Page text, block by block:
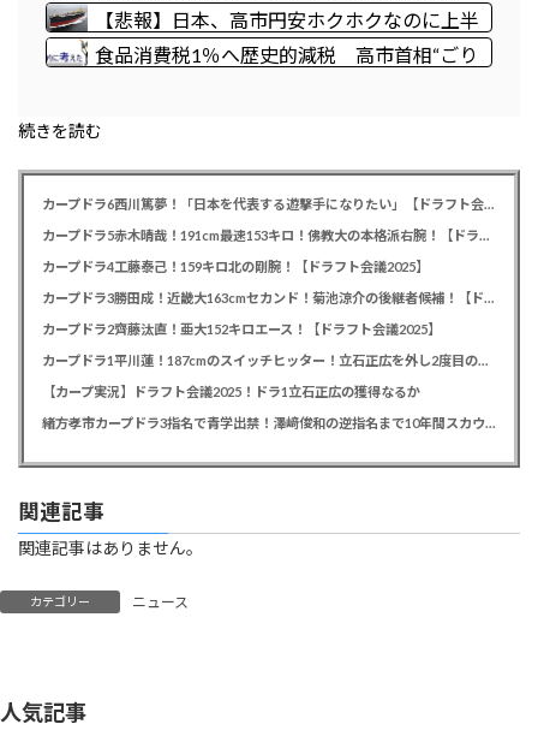
「ほんとーにおもんない！カス！」→炎上→
逆に配信でブチギレ反論！絶叫しながら熱弁
「誰かが声を上げないといけない！」
【悲報】日本、高市円安ホクホクなのに上半
期の輸出額が台湾と韓国に抜かれる・・・
食品消費税1％へ歴史的減税 高市首相“ごり
続きを読む
カープドラ6西川篤夢！「日本を代表する遊撃手になりたい」【ドラフト会議2025】
カープドラ5赤木晴哉！191cm最速153キロ！佛教大の本格派右腕！【ドラフト会議2025】
カープドラ4工藤泰己！159キロ北の剛腕！【ドラフト会議2025】
カープドラ3勝田成！近畿大163cmセカンド！菊池涼介の後継者候補！【ドラフト会議2025】
カープドラ2齊藤汰直！亜大152キロエース！【ドラフト会議2025】
カープドラ1平川蓮！187cmのスイッチヒッター！立石正広を外し2度目の重複も新井監督がクジを引き当てる！【ドラフト会議2025】
【カープ実況】ドラフト会議2025！ドラ1立石正広の獲得なるか
緒方孝市カープドラ3指名で青学出禁！澤﨑俊和の逆指名まで10年間スカウト出禁
関連記事
関連記事はありません。
カテゴリー ニュース
人気記事